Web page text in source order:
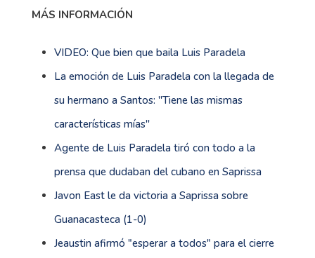
MÁS INFORMACIÓN
VIDEO: Que bien que baila Luis Paradela
La emoción de Luis Paradela con la llegada de
su hermano a Santos: ''Tiene las mismas
características mías''
Agente de Luis Paradela tiró con todo a la
prensa que dudaban del cubano en Saprissa
Javon East le da victoria a Saprissa sobre
Guanacasteca (1-0)
Jeaustin afirmó "esperar a todos" para el cierre